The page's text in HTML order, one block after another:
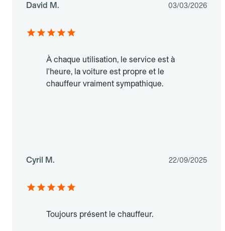
David M. 03/03/2026
À chaque utilisation, le service est à
l'heure, la voiture est propre et le
chauffeur vraiment sympathique.
Cyril M. 22/09/2025
Toujours présent le chauffeur.